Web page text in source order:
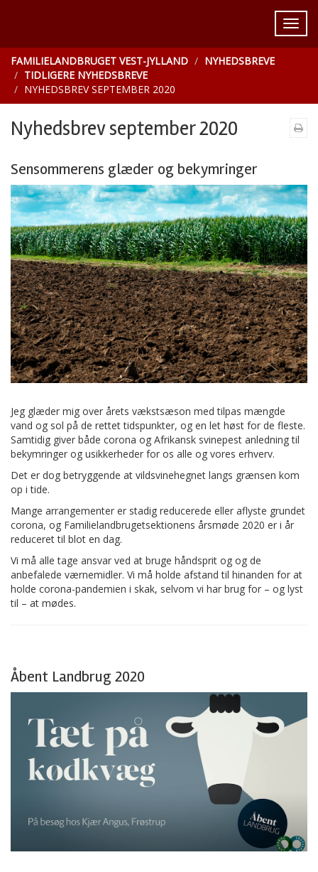
FAMILIELANDBRUGET VEST-JYLLAND
NYHEDSBREVE
TIDLIGERE NYHEDSBREVE
NYHEDSBREV SEPTEMBER 2020
Nyhedsbrev september 2020
Sensommerens glæder og bekymringer
Jeg glæder mig over årets vækstsæson med tilpas mængde
vand og sol på de rettet tidspunkter, og en let høst for de fleste.
Samtidig giver både corona og Afrikansk svinepest anledning til
bekymringer og usikkerheder for os alle og vores erhverv.
Det er dog betryggende at vildsvinehegnet langs grænsen kom
op i tide.
Mange arrangementer er stadig reducerede eller aflyste grundet
corona, og Familielandbrugetsektionens årsmøde 2020 er i år
reduceret til blot en dag.
Vi må alle tage ansvar ved at bruge håndsprit og og de
anbefalede værnemidler. Vi må holde afstand til hinanden for at
holde corona-pandemien i skak, selvom vi har brug for – og lyst
til – at mødes.
Åbent Landbrug 2020